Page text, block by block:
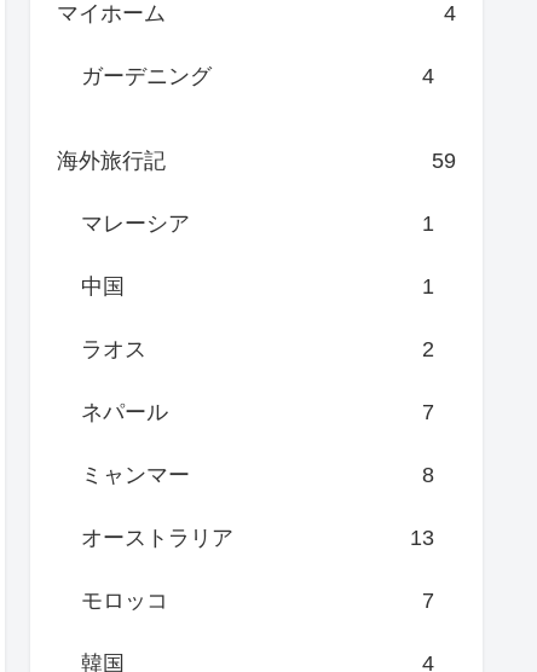
マイホーム 4
ガーデニング 4
海外旅行記 59
マレーシア 1
中国 1
ラオス 2
ネパール 7
ミャンマー 8
オーストラリア 13
モロッコ 7
韓国 4